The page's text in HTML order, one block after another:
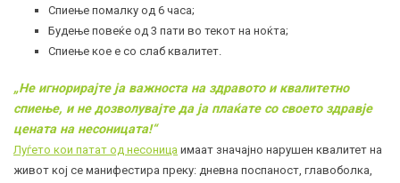
Спиење помалку од 6 часа;
Будење повеќе од 3 пати во текот на ноќта;
Спиење кое е со слаб квалитет.
„Не игнорирајте ја важноста на здравото и квалитетно
спиење, и не дозволувајте да ја плаќате со своето здравје
цената на несоницата!“
Луѓето кои патат од несоница имаат значајно нарушен квалитет на
живот кој се манифестира преку: дневна поспаност, главоболка,